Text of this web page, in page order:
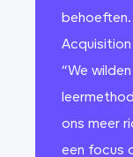
behoeften.
“We
ons meer
een focus